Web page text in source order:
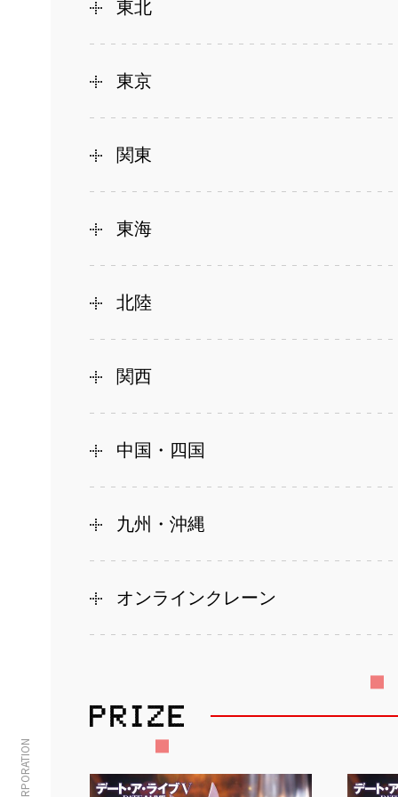
東北
東京
関東
東海
北陸
関西
中国・四国
九州・沖縄
オンラインクレーン